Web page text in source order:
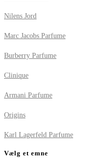
Nilens Jord
Marc Jacobs Parfume
Burberry Parfume
Clinique
Armani Parfume
Origins
Karl Lagerfeld Parfume
Vælg et emne